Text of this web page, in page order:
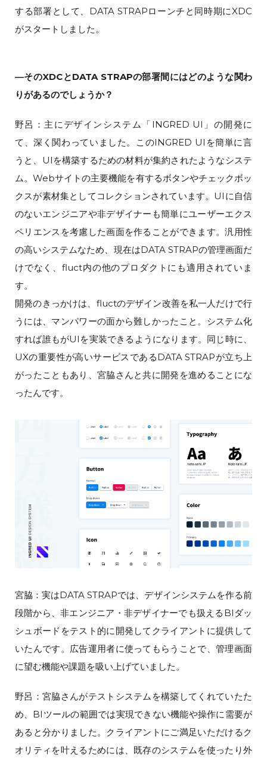
する部署として、DATA STRAPローンチと同時期にXDC
がスタートしました。
―そのXDCとDATA STRAPの部署間にはどのような関わ
りがあるのでしょうか？
野呂：主にデザインシステム「INGRED UI」の開発に
て、深く関わっていました。このINGRED UIを簡単に言
うと、UIを構築するための材料が集約されたようなシステ
ム。Webサイトの主要機能を有するボタンやチェックボッ
クスが素材集としてコレクションされています。UIに自信
のないエンジニアや非デザイナーも簡単にユーザーエクス
ペリエンスを考慮した画面を作ることができます。汎用性
の高いシステムなため、現在はDATA STRAPの管理画面だ
けでなく、fluct内の他のプロダクトにも適用されていま
す。
開発のきっかけは、fluctのデザイン改善を私一人だけで行
うには、マンパワーの面から難しかったこと。システム化
すれば誰もがUIを実装できるようになります。同じ時に、
UXの重要性が高いサービスであるDATA STRAPが立ち上
がったこともあり、宮脇さんと共に開発を進めることにな
ったんです。
宮脇：実はDATA STRAPでは、デザインシステムを作る前
段階から、非エンジニア・非デザイナーでも扱えるBIダッ
シュボードをテスト的に開発してクライアントに提供して
いたんです。広告運用者に使ってもらうことで、管理画面
に望む機能や課題を吸い上げていました。
野呂：宮脇さんがテストシステムを構築してくれていたた
め、BIツールの範囲では実現できない機能や操作に需要が
あると分かりました。クライアントにご満足いただけるク
オリティを叶えるためには、既存のシステムを使ったり外